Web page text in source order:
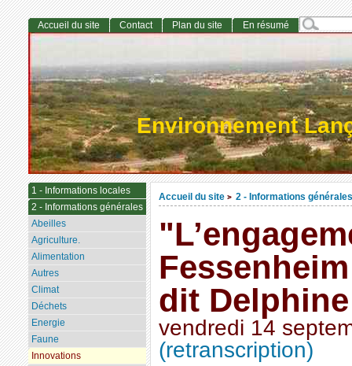
Environnement
Accueil du site > 2 - Informations générales
dit
vendredi 14
(retranscription)
Accueil du site Contact Plan du site En résumé
1 - Informations locales
2 - Informations générales
Abeilles
Agriculture.
Alimentation
Autres
Climat
Déchets
Energie
Faune
Innovations